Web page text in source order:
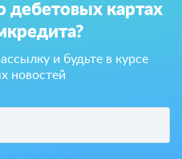
дебетовых картах
и будьте в курсе
новостей